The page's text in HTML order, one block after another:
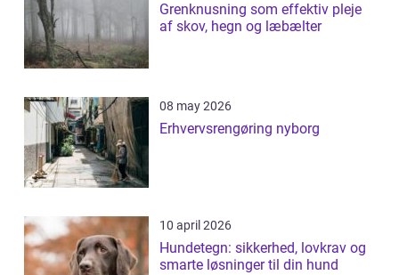
Grenknusning som effektiv pleje
af skov, hegn og læbælter
08 may 2026
Erhvervsrengøring nyborg
10 april 2026
Hundetegn: sikkerhed, lovkrav og
smarte løsninger til din hund